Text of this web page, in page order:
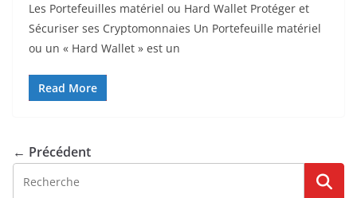
Les Portefeuilles matériel ou Hard Wallet Protéger et
Sécuriser ses Cryptomonnaies Un Portefeuille matériel
ou un « Hard Wallet » est un
Read More
← Précédent